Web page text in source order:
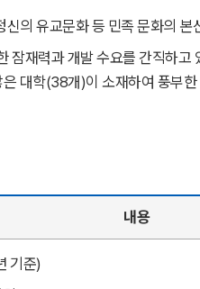
의 유교문화 등 민족 문화의 본
재력과 개발 수요를 간직하고
대학(38개)이 소재하여 풍부
내용
기준)